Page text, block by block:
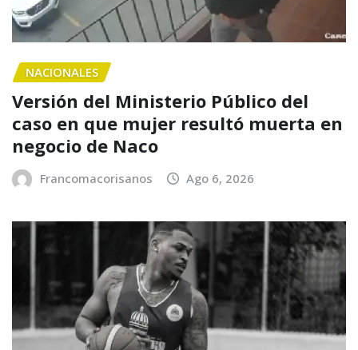
NACIONALES
Versión del Ministerio Público del
caso en que mujer resultó muerta en
negocio de Naco
Francomacorisanos Ago 6, 2026